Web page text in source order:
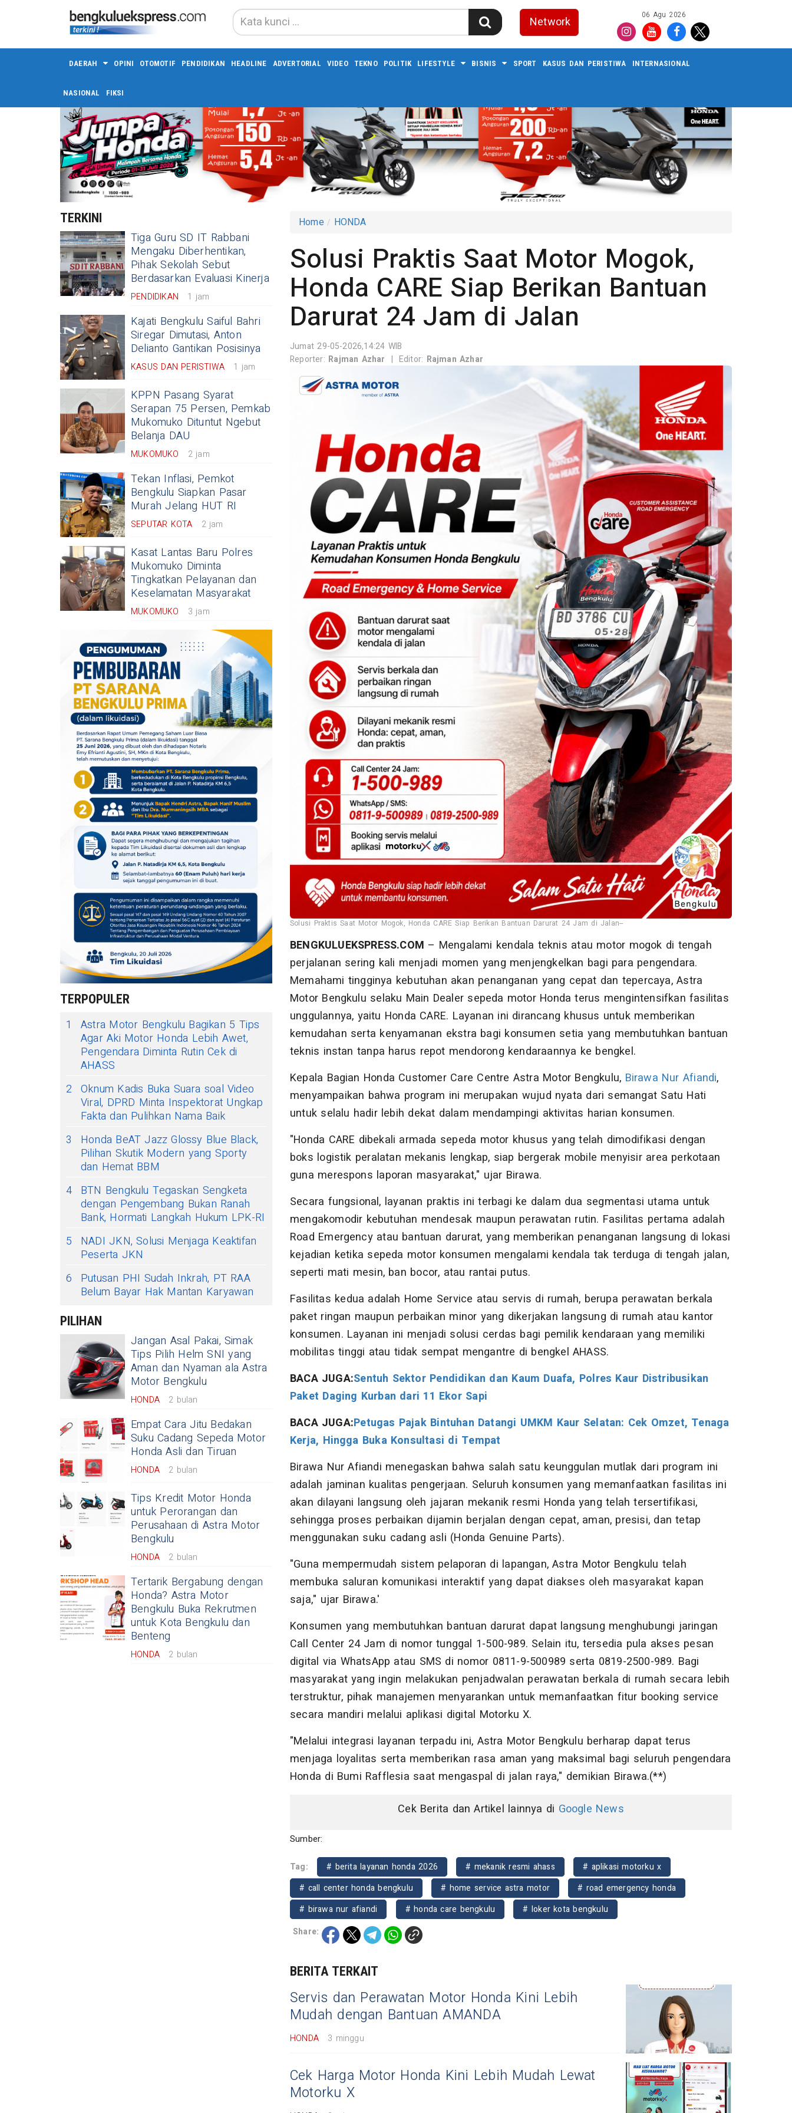
Network 06 Agu 2026
DAERAH OPINI OTOMOTIF PENDIDIKAN HEADLINE ADVERTORIAL VIDEO TEKNO POLITIK LIFESTYLE BISNIS SPORT KASUS DAN PERISTIWA INTERNASIONAL
NASIONAL FIKSI
TERKINI
Tiga Guru SD IT Rabbani
Mengaku Diberhentikan,
Pihak Sekolah Sebut
Berdasarkan Evaluasi Kinerja
PENDIDIKAN 1 jam
Kajati Bengkulu Saiful Bahri
Siregar Dimutasi, Anton
Delianto Gantikan Posisinya
KASUS DAN PERISTIWA 1 jam
KPPN Pasang Syarat
Serapan 75 Persen, Pemkab
Mukomuko Dituntut Ngebut
Belanja DAU
MUKOMUKO 2 jam
Tekan Inflasi, Pemkot
Bengkulu Siapkan Pasar
Murah Jelang HUT RI
SEPUTAR KOTA 2 jam
Kasat Lantas Baru Polres
Mukomuko Diminta
Tingkatkan Pelayanan dan
Keselamatan Masyarakat
MUKOMUKO 3 jam
TERPOPULER
1
Astra Motor Bengkulu Bagikan 5 Tips
Agar Aki Motor Honda Lebih Awet,
Pengendara Diminta Rutin Cek di
AHASS
2 Oknum Kadis Buka Suara soal Video
Viral, DPRD Minta Inspektorat Ungkap
Fakta dan Pulihkan Nama Baik
3
Honda BeAT Jazz Glossy Blue Black,
Pilihan Skutik Modern yang Sporty
dan Hemat BBM
4 BTN Bengkulu Tegaskan Sengketa
dengan Pengembang Bukan Ranah
Bank, Hormati Langkah Hukum LPK-RI
5
NADI JKN, Solusi Menjaga Keaktifan
Peserta JKN
6
Putusan PHI Sudah Inkrah, PT RAA
Belum Bayar Hak Mantan Karyawan
PILIHAN
Jangan Asal Pakai, Simak
Tips Pilih Helm SNI yang
Aman dan Nyaman ala Astra
Motor Bengkulu
HONDA 2 bulan
Empat Cara Jitu Bedakan
Suku Cadang Sepeda Motor
Honda Asli dan Tiruan
HONDA 2 bulan
Tips Kredit Motor Honda
untuk Perorangan dan
Perusahaan di Astra Motor
Bengkulu
HONDA 2 bulan
Tertarik Bergabung dengan
Honda? Astra Motor
Bengkulu Buka Rekrutmen
untuk Kota Bengkulu dan
Benteng
HONDA 2 bulan
Home HONDA
Solusi Praktis Saat Motor Mogok,
Honda CARE Siap Berikan Bantuan
Darurat 24 Jam di Jalan
Jumat 29-05-2026,14:24 WIB
Reporter: Rajman Azhar | Editor: Rajman Azhar
Solusi Praktis Saat Motor Mogok, Honda CARE Siap Berikan Bantuan Darurat 24 Jam di Jalan--
BENGKULUEKSPRESS.COM – Mengalami kendala teknis atau motor mogok di tengah
perjalanan sering kali menjadi momen yang menjengkelkan bagi para pengendara.
Memahami tingginya kebutuhan akan penanganan yang cepat dan tepercaya, Astra
Motor Bengkulu selaku Main Dealer sepeda motor Honda terus mengintensifkan fasilitas
unggulannya, yaitu Honda CARE. Layanan ini dirancang khusus untuk memberikan
kemudahan serta kenyamanan ekstra bagi konsumen setia yang membutuhkan bantuan
teknis instan tanpa harus repot mendorong kendaraannya ke bengkel.
Kepala Bagian Honda Customer Care Centre Astra Motor Bengkulu, Birawa Nur Afiandi,
menyampaikan bahwa program ini merupakan wujud nyata dari semangat Satu Hati
untuk selalu hadir lebih dekat dalam mendampingi aktivitas harian konsumen.
"Honda CARE dibekali armada sepeda motor khusus yang telah dimodifikasi dengan
boks logistik peralatan mekanis lengkap, siap bergerak mobile menyisir area perkotaan
guna merespons laporan masyarakat," ujar Birawa.
Secara fungsional, layanan praktis ini terbagi ke dalam dua segmentasi utama untuk
mengakomodir kebutuhan mendesak maupun perawatan rutin. Fasilitas pertama adalah
Road Emergency atau bantuan darurat, yang memberikan penanganan langsung di lokasi
kejadian ketika sepeda motor konsumen mengalami kendala tak terduga di tengah jalan,
seperti mati mesin, ban bocor, atau rantai putus.
Fasilitas kedua adalah Home Service atau servis di rumah, berupa perawatan berkala
paket ringan maupun perbaikan minor yang dikerjakan langsung di rumah atau kantor
konsumen. Layanan ini menjadi solusi cerdas bagi pemilik kendaraan yang memiliki
mobilitas tinggi atau tidak sempat mengantre di bengkel AHASS.
BACA JUGA:Sentuh Sektor Pendidikan dan Kaum Duafa, Polres Kaur Distribusikan
Paket Daging Kurban dari 11 Ekor Sapi
BACA JUGA:Petugas Pajak Bintuhan Datangi UMKM Kaur Selatan: Cek Omzet, Tenaga
Kerja, Hingga Buka Konsultasi di Tempat
Birawa Nur Afiandi menegaskan bahwa salah satu keunggulan mutlak dari program ini
adalah jaminan kualitas pengerjaan. Seluruh konsumen yang memanfaatkan fasilitas ini
akan dilayani langsung oleh jajaran mekanik resmi Honda yang telah tersertifikasi,
sehingga proses perbaikan dijamin berjalan dengan cepat, aman, presisi, dan tetap
menggunakan suku cadang asli (Honda Genuine Parts).
"Guna mempermudah sistem pelaporan di lapangan, Astra Motor Bengkulu telah
membuka saluran komunikasi interaktif yang dapat diakses oleh masyarakat kapan
saja," ujar Birawa.'
Konsumen yang membutuhkan bantuan darurat dapat langsung menghubungi jaringan
Call Center 24 Jam di nomor tunggal 1-500-989. Selain itu, tersedia pula akses pesan
digital via WhatsApp atau SMS di nomor 0811-9-500989 serta 0819-2500-989. Bagi
masyarakat yang ingin melakukan penjadwalan perawatan berkala di rumah secara lebih
terstruktur, pihak manajemen menyarankan untuk memanfaatkan fitur booking service
secara mandiri melalui aplikasi digital Motorku X.
"Melalui integrasi layanan terpadu ini, Astra Motor Bengkulu berharap dapat terus
menjaga loyalitas serta memberikan rasa aman yang maksimal bagi seluruh pengendara
Honda di Bumi Rafflesia saat mengaspal di jalan raya," demikian Birawa.(**)
Cek Berita dan Artikel lainnya di Google News
Sumber:
Tag: # berita layanan honda 2026 # mekanik resmi ahass
# aplikasi motorku x
# call center honda bengkulu
# home service astra motor
# road emergency honda
# birawa nur afiandi
# honda care bengkulu
# loker kota bengkulu
Share:
BERITA TERKAIT
Servis dan Perawatan Motor Honda Kini Lebih
Mudah dengan Bantuan AMANDA
HONDA 3 minggu
Cek Harga Motor Honda Kini Lebih Mudah Lewat
Motorku X